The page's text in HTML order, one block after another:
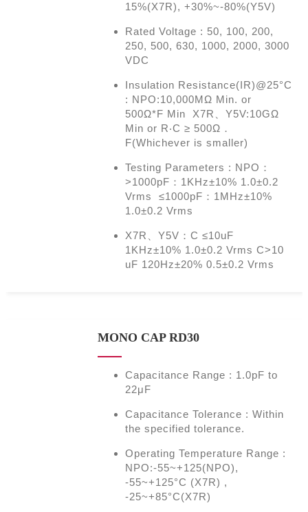
15%(X7R), +30%~-80%(Y5V)
Rated Voltage : 50, 100, 200,
250, 500, 630, 1000, 2000, 3000
VDC
Insulation Resistance(IR)@25°C
: NPO:10,000MΩ Min. or
500Ω*F Min X7R、Y5V:10GΩ
Min or R‧C ≥ 500Ω．
F(Whichever is smaller)
Testing Parameters : NPO：
>1000pF：1KHz±10% 1.0±0.2
Vrms ≤1000pF：1MHz±10%
1.0±0.2 Vrms
X7R、Y5V：C ≤10uF
1KHz±10% 1.0±0.2 Vrms C>10
uF 120Hz±20% 0.5±0.2 Vrms
MONO CAP RD30
Capacitance Range : 1.0pF to
22μF
Capacitance Tolerance : Within
the specified tolerance.
Operating Temperature Range :
NPO:-55~+125(NPO),
-55~+125°C (X7R) ,
-25~+85°C(X7R)